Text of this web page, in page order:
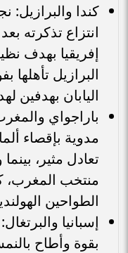
كندا والبرازيل:
انتزاع تذكرته
إفريقيا بهدف
البرازيل
اليابان بهدفين
باراجواي
مدوية بإقصاء
تعادل مثير،
منتخب المغرب،
الطواحين
إسبانيا
بقوة وأطاح